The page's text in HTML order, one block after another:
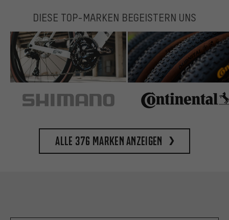
DIESE TOP-MARKEN BEGEISTERN UNS
Alle 376 Marken anzeigen